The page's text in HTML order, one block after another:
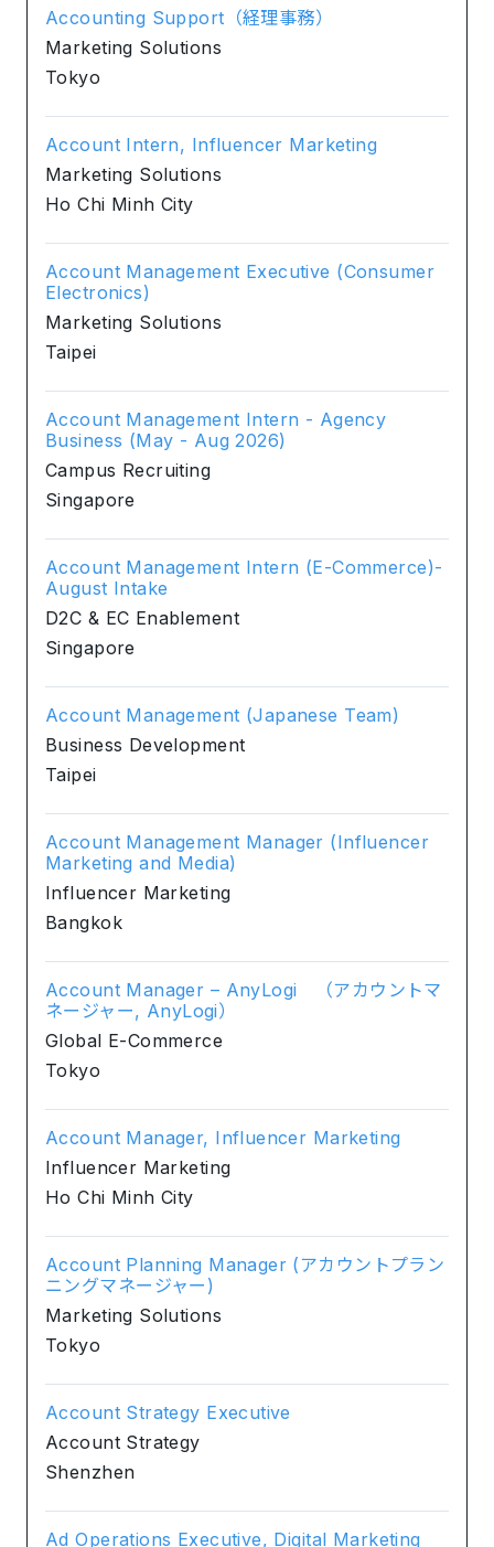
Accounting Support（経理事務）
Marketing Solutions
Tokyo
Account Intern, Influencer Marketing
Marketing Solutions
Ho Chi Minh City
Account Management Executive (Consumer
Electronics)
Marketing Solutions
Taipei
Account Management Intern - Agency
Business (May - Aug 2026)
Campus Recruiting
Singapore
Account Management Intern (E-Commerce)-
August Intake
D2C & EC Enablement
Singapore
Account Management (Japanese Team)
Business Development
Taipei
Account Management Manager (Influencer
Marketing and Media)
Influencer Marketing
Bangkok
Account Manager – AnyLogi （アカウントマ
ネージャー, AnyLogi）
Global E-Commerce
Tokyo
Account Manager, Influencer Marketing
Influencer Marketing
Ho Chi Minh City
Account Planning Manager (アカウントプラン
ニングマネージャー)
Marketing Solutions
Tokyo
Account Strategy Executive
Account Strategy
Shenzhen
Ad Operations Executive, Digital Marketing